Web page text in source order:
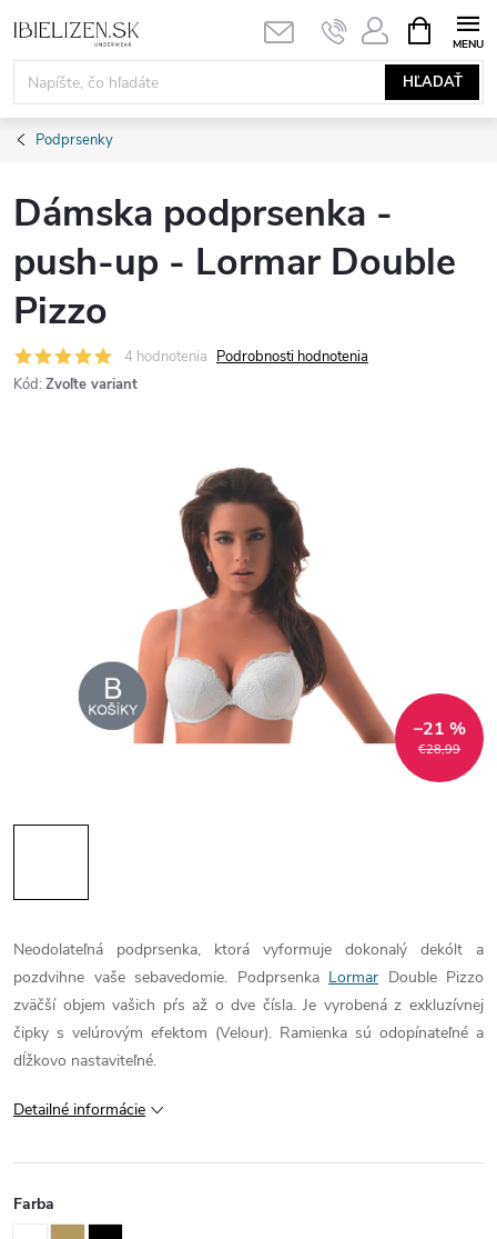
na
obsah
HĽADAŤ
KOŠÍK
Podprsenky
Dámska podprsenka -
push-up - Lormar Double
Pizzo
4 hodnotenia Podrobnosti hodnotenia
Kód: Zvoľte variant
€28,99
–21 %
Neodolateľná podprsenka, ktorá vyformuje dokonalý dekólt a
pozdvihne vaše sebavedomie. Podprsenka Lormar Double Pizzo
zväčší objem vašich pŕs až o dve čísla. Je vyrobená z exkluzívnej
čipky s velúrovým efektom (Velour). Ramienka sú odopínateľné a
dĺžkovo nastaviteľné.
Detailné informácie
Farba